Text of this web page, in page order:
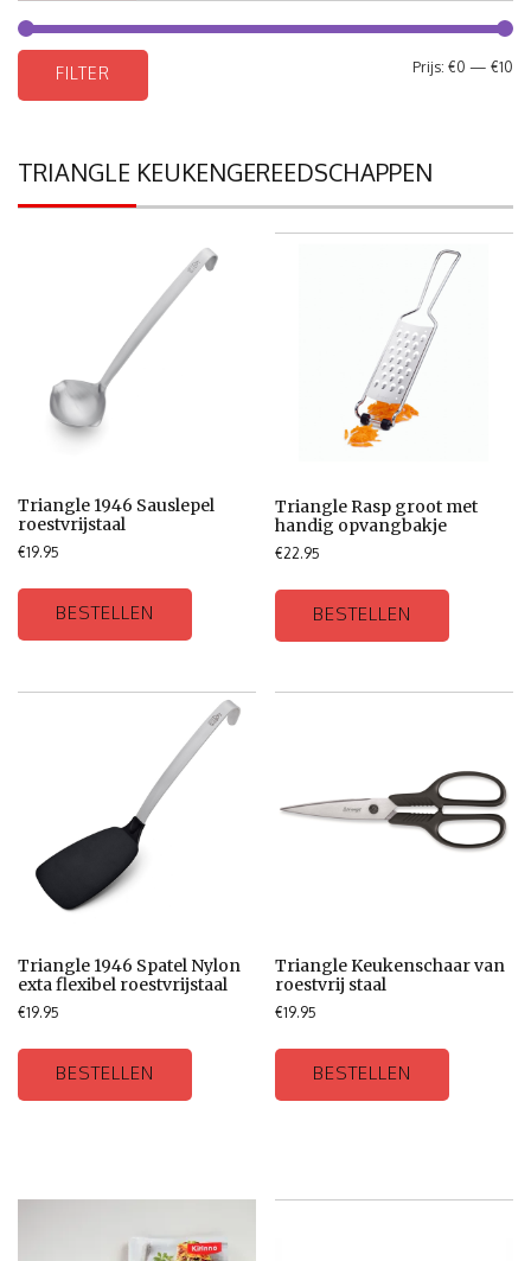
FILTER Prijs: €0 — €10
TRIANGLE KEUKENGEREEDSCHAPPEN
Triangle 1946 Sauslepel
roestvrijstaal
€19.95
BESTELLEN
Triangle Rasp groot met
handig opvangbakje
€22.95
BESTELLEN
Triangle 1946 Spatel Nylon
exta flexibel roestvrijstaal
€19.95
BESTELLEN
Triangle Keukenschaar van
roestvrij staal
€19.95
BESTELLEN